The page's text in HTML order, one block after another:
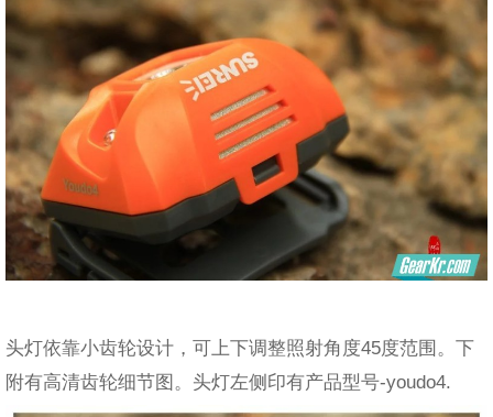
头灯依靠小齿轮设计，可上下调整照射角度45度范围。下
附有高清齿轮细节图。头灯左侧印有产品型号-youdo4.